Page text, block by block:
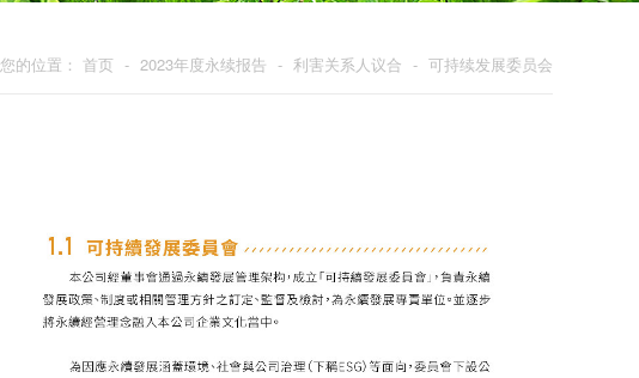
您的位置： 首页 - 2023年度永续报告 - 利害关系人议合 - 可持续发展委员会